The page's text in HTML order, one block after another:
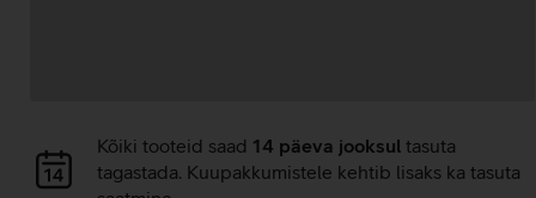
laadimine
Andmete
laadimine
Kõiki tooteid saad 14 päeva jooksul tasuta
tagastada. Kuupakkumistele kehtib lisaks ka tasuta